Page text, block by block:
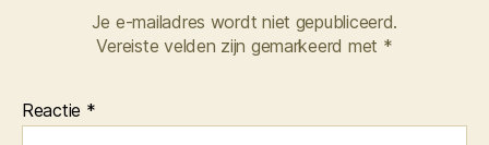
Je e-mailadres wordt niet gepubliceerd.
Vereiste velden zijn gemarkeerd met *
Reactie *